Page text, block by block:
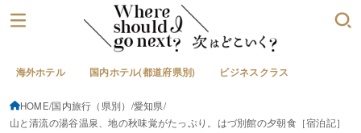
海外ホテル 国内ホテル(都道府県別) ビジネスクラス
HOME 国内旅行（県別）
愛知県
山と清流の湯谷温泉、地の秋味覚がたっぷり。はづ別館の夕朝食［宿泊記］